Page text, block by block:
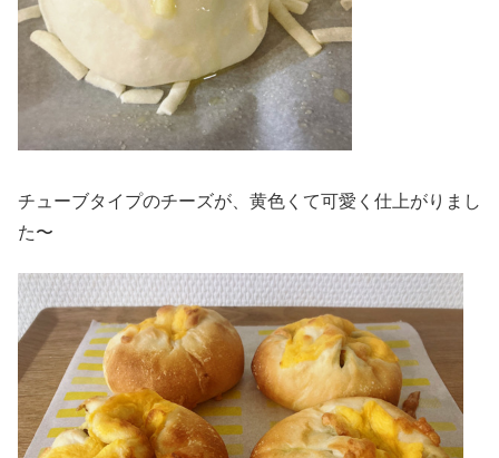
チューブタイプのチーズが、黄色くて可愛く仕上がりまし
た〜